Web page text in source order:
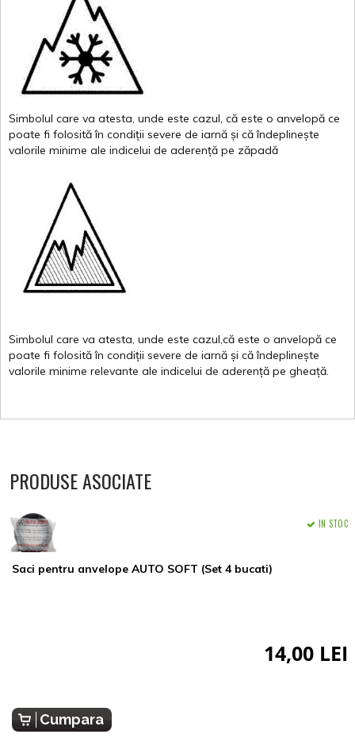
Simbolul care va atesta, unde este cazul, că este o anvelopă ce
poate fi folosită în condiții severe de iarnă și că îndeplinește
valorile minime ale indicelui de aderență pe zăpadă
Simbolul care va atesta, unde este cazul,că este o anvelopă ce
poate fi folosită în condiții severe de iarnă și că îndeplinește
valorile minime relevante ale indicelui de aderență pe gheață.
PRODUSE ASOCIATE
Saci pentru anvelope AUTO SOFT (Set 4 bucati)
IN STOC
14,00 LEI
Cumpara